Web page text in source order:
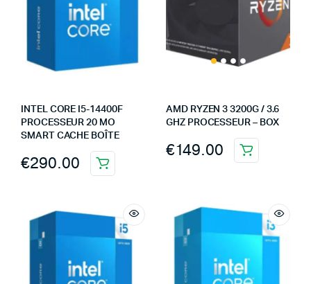
INTEL CORE I5-14400F
PROCESSEUR 20 MO
SMART CACHE BOÎTE
€290.00
AMD RYZEN 3 3200G / 3.6
GHZ PROCESSEUR – BOX
€149.00